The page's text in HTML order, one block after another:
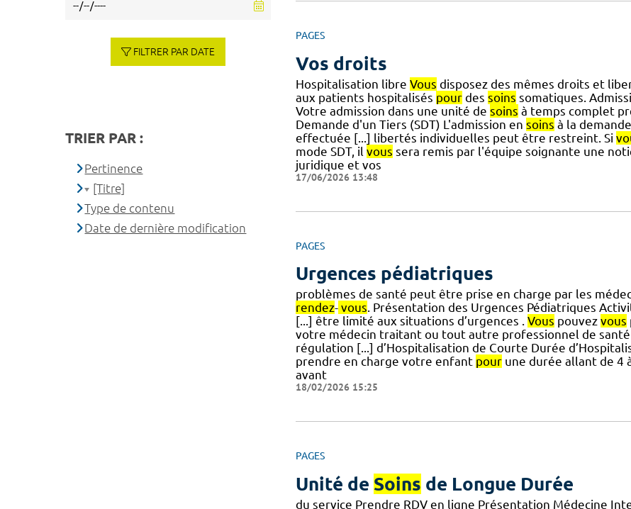
PAGES
Vos droits
Hospitalisation libre Vous disposez des mêmes droits et
aux patients hospitalisés pourdes soins somatiques.
Votre admission dans une unité de soins à temps complet
Demande d'un Tiers (SDT) L'admission en soins à la
effectuée [...] libertés individuelles peut être restreint. Si
mode SDT, il vous sera remis par l'équipe soignante une
juridique et vos
17/06/2026 13:48
PAGES
Urgences pédiatriques
problèmes de santé peut être prise en charge par les
rendez- vous. Présentation des Urgences Pédiatriques
[...] être limité aux situations d’urgences . Vous pouvez vous
votre médecin traitant ou tout autre professionnel de santé
régulation [...] d’Hospitalisation de Courte Durée
prendre en charge votre enfant pourune durée allant de 4
avant
18/02/2026 15:25
PAGES
Unité de Soins de Longue Durée
du service Prendre RDV en ligne Présentation Médecine
FILTRER PAR DATE
TRIER PAR :
Pertinence
[Titre]
Type de contenu
Date de dernière modification